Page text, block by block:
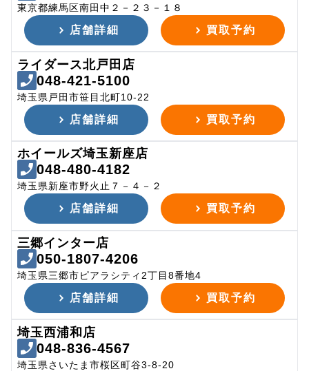
東京都練馬区南田中２－２３－１８
店舗詳細 買取予約
ライダース北戸田店
048-421-5100
埼玉県戸田市笹目北町10-22
店舗詳細 買取予約
ホイールズ埼玉新座店
048-480-4182
埼玉県新座市野火止７－４－２
店舗詳細 買取予約
三郷インター店
050-1807-4206
埼玉県三郷市ピアラシティ2丁目8番地4
店舗詳細 買取予約
埼玉西浦和店
048-836-4567
埼玉県さいたま市桜区町谷3-8-20